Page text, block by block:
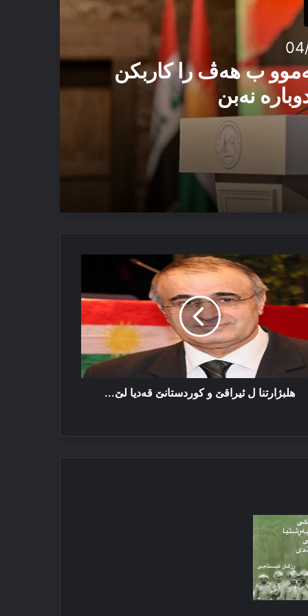
ب هەڤ را کاربکن
نەبن
ئەڤ تاوان دوبارە نەبن
هلبژارتنا ل ئیراقێ و کوردستانێ قه‌دیا لێ...